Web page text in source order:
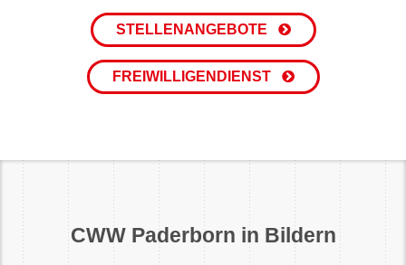
STELLENANGEBOTE
FREIWILLIGENDIENST
CWW Paderborn in Bildern